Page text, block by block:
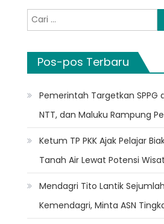
Cari
untuk:
Pos-pos Terbaru
Pemerintah Targetkan SPPG
NTT, dan Maluku Rampung
Ketum TP PKK Ajak Pelajar
Tanah Air Lewat Potensi
Mendagri Tito Lantik
Kemendagri, Minta ASN